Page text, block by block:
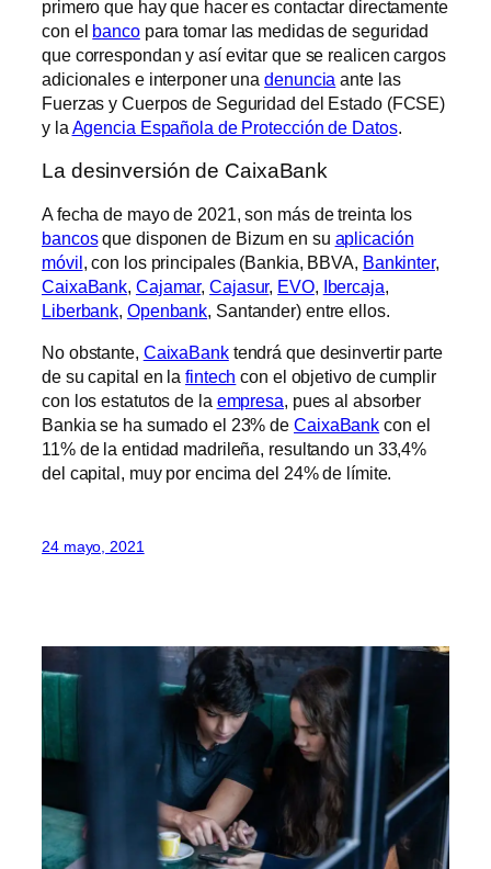
primero que hay que hacer es contactar directamente
con el bancopara tomar las medidas de seguridad
que correspondan y así evitar que se realicen cargos
adicionales e interponer unadenuncia ante las
Fuerzas y Cuerpos de Seguridad del Estado (FCSE)
y la Agencia Española de Protección de Datos.
La desinversión de CaixaBank
A fecha de mayo de 2021, son más de treinta los
bancosque disponen de Bizum en su aplicación
móvil, con los principales (Bankia, BBVA, Bankinter,
CaixaBank, Cajamar,Cajasur, EVO, Ibercaja,
Liberbank, Openbank, Santander) entre ellos.
No obstante, CaixaBanktendrá que desinvertir parte
de su capital en lafintech con el objetivo de cumplir
con los estatutos de la empresa, pues al absorber
Bankia se ha sumado el 23% de CaixaBank con el
11% de la entidad madrileña, resultando un 33,4%
del capital, muy por encima del 24% de límite.
24 mayo, 2021